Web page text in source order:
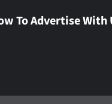
To Advertise With